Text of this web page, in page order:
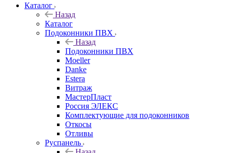
Каталог
Назад
Каталог
Подоконники ПВХ
Назад
Подоконники ПВХ
Moeller
Danke
Estera
Витраж
МастерПласт
Россия ЭЛЕКС
Комплектующие для подоконников
Откосы
Отливы
Руспанель